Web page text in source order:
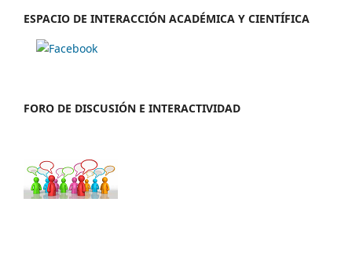
ESPACIO DE INTERACCIÓN ACADÉMICA Y CIENTÍFICA
FORO DE DISCUSIÓN E INTERACTIVIDAD